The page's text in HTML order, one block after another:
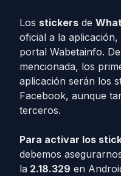
Los stickers de
oficial a la
portal Wabetainfo.
mencionada, los
aplicación serán los
Facebook, aunque
terceros.
Para activar los
debemos
la 2.18.329 en